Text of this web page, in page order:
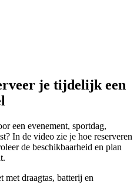
je tijdelijk een
een evenement, sportdag,
In de video zie je hoe reserveren
de beschikbaarheid en plan
draagtas, batterij en